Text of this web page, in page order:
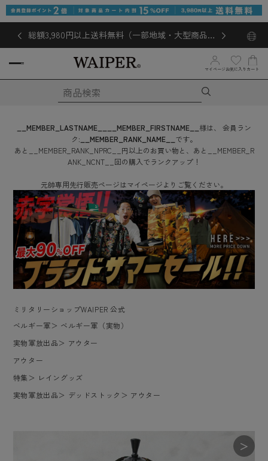
総額3,980円以上送料無料（一部地域・大型商品対
マイページ お気に入り カート
__MEMBER_LASTNAME__ __MEMBER_FIRSTNAME__ 様は、
会員ラン
ク: __MEMBER_RANK_NAME__ です。
あと
__MEMBER_RANK_NPRC__ 円以上のお買い物と、あと
__MEMBER_R
ANK_NCNT__ 回の購入でランクアップ！
元帥専用先行販売ページはマイページよりご覧ください。
ミリタリーショップWAIPER 公式
ベルギー軍＞ ベルギー軍（実物）
実物軍放出品＞ アウター
アウター
特集 ＞ レイングッズ
実物軍放出品＞ デッドストック ＞ アウター
＞